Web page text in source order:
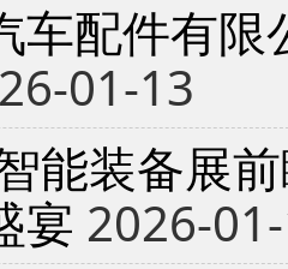
车配件有
01-13
能装备展
宴 2026-